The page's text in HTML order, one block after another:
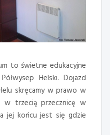
to świetne edukacyjne
Helski. Dojazd
skręcamy w prawo w
w trzecią przecznicę w
jej końcu jest się gdzie